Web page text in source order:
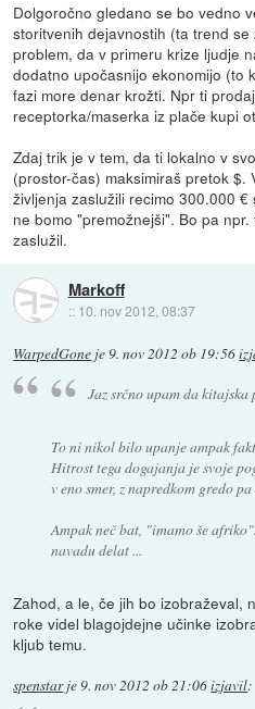
Dolgoročno gledano se bo vedno
storitvenih dejavnostih (ta trend
problem, da v primeru krize ljudje
dodatno upočasnijo ekonomijo (to
fazi more denar krožti. Npr ti
receptorka/maserka iz plače kupi
Zdaj trik je v tem, da ti lokalno v
(prostor-čas) maksimiraš pretok $.
življenja zaslužili recimo 300.000
ne bomo "premožnejši". Bo pa
zaslužil.
Markoff
:: 10. nov 2012, 08:37
WarpedGone je9. nov 2012 ob 19:56
Jaz srčno upam da kitajska
To ni nikol bilo upanje ampak
Hitrost tega dogajanja je svoje
v eno smer, z napredkom gredo
Ampak neč bat, "imamo še
navadu delat ...
Zahod, a le, če jih bo izobraževal,
roke videl blagojdejne učinke
kljub temu.
spenstarje9. nov 2012 ob 21:06izjavil: